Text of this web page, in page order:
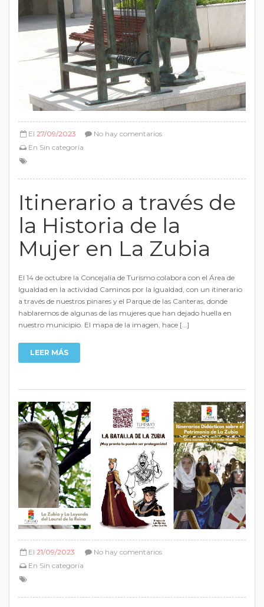
El 27/09/2023
En Sin categoría
No hay comentarios
Itinerario a través de
la Historia de la
Mujer en La Zubia
El 14 de octubre la Concejalía de Turismo colabora con el Área de
Igualdad en la actividad Caminos por la Igualdad, con un itinerario
a través de nuestros pinares y el Parque de las Canteras, donde
hablaremos de algunas de las mujeres que han dejado huella en
nuestro municipio. El mapa de la imagen, hace […]
LEER MÁS
El 21/09/2023
En Sin categoría
No hay comentarios